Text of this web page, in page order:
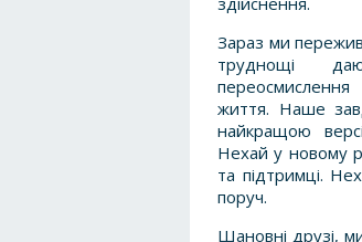
Зараз ми
труднощі
життя. Наше
найкращою
Нехай у новому
та підтримці.
поруч.
Шановні друзі,